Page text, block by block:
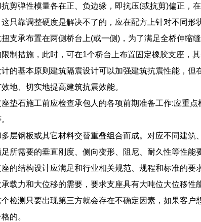
剪弹性模量各在正、负边缘，即抗压(或抗剪)偏正，
只靠调整硬度是解决不了的，应在配方上针对不同形
支承布置在两侧桥台上(或一侧)，为了满足全桥伸缩
制措施，此时，可在1个桥台上布置固定橡胶支座，
的基本原则建筑隔震设计可以加强建筑抗震性能，但
地、切实地提高建筑抗震效能。
垫石施工前应检查承包人的各项前期准备工作:应重
层钢板或其它材料交替重叠组合而成。对应不同建筑
所需要的垂直刚度、侧向变形、阻尼、耐久性等性能
的结构设计应满足和行业相关规范、规程和标准的要
载力和大位移的需要，要求支座具有大吨位大位移性
检测只要出现第三方就会存在不确定因素，如果客户
的。